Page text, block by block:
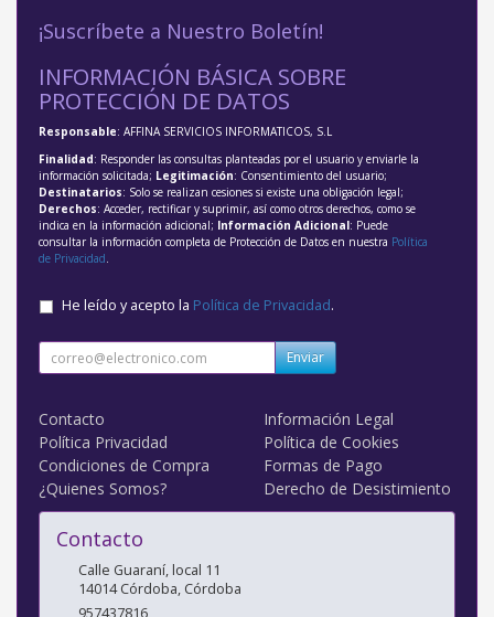
¡Suscríbete a Nuestro Boletín!
INFORMACIÓN BÁSICA SOBRE
PROTECCIÓN DE DATOS
Responsable: AFFINA SERVICIOS INFORMATICOS, S.L
Finalidad: Responder las consultas planteadas por el usuario y enviarle la
información solicitada; Legitimación: Consentimiento del usuario;
Destinatarios: Solo se realizan cesiones si existe una obligación legal;
Derechos: Acceder, rectificar y suprimir, así como otros derechos, como se
indica en la información adicional; Información Adicional: Puede
consultar la información completa de Protección de Datos en nuestra Política
de Privacidad.
He leído y acepto la Política de Privacidad.
Enviar
Contacto
Información Legal
Política Privacidad
Política de Cookies
Condiciones de Compra
Formas de Pago
¿Quienes Somos?
Derecho de Desistimiento
Contacto
Calle Guaraní, local 11
14014 Córdoba, Córdoba
957437816